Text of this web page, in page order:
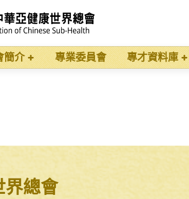
簡介 專業委員會 專才資料庫
界總會